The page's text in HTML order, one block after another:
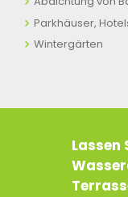
Parkhäuser,
Wintergärten
Lassen